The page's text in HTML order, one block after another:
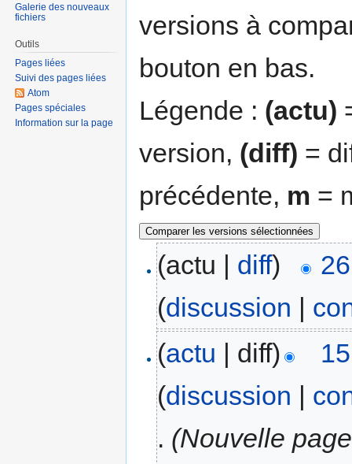
versions à
bouton en bas.
Légende : (actu)
version, (diff) =
précédente, m =
(actu | diff)
(discussion |
(actu | diff)
(discussion |
. (Nouvelle
Galerie des nouveaux
fichiers
Outils
Pages liées
Suivi des pages liées
Atom
Pages spéciales
Information sur la page